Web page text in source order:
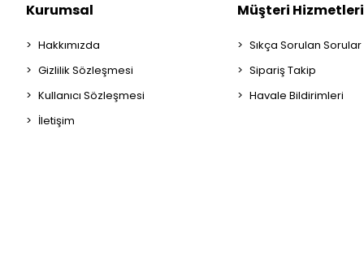
Kurumsal
Hakkımızda
Gizlilik Sözleşmesi
Kullanıcı Sözleşmesi
İletişim
Müşteri Hizmetleri
Sıkça Sorulan Sorular
Sipariş Takip
Havale Bildirimleri